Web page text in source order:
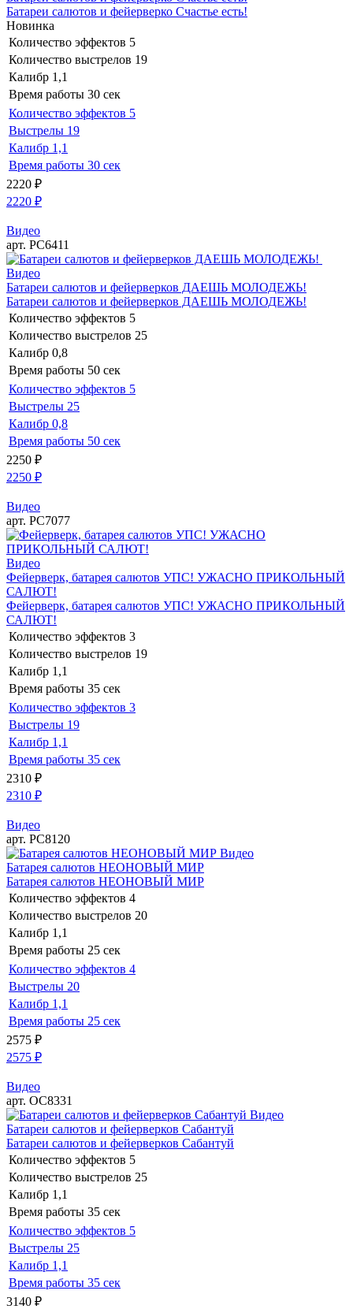
Батареи салютов и фейерверко Счастье есть!
Новинка
Количество эффектов 5
Количество выстрелов 19
Калибр 1,1
Время работы 30 сек
Количество эффектов 5
Выстрелы 19
Калибр 1,1
Время работы 30 сек
2220 ₽
2220 ₽
Видео
арт. РС6411
Видео
Батареи салютов и фейерверков ДАЕШЬ МОЛОДЕЖЬ!
Батареи салютов и фейерверков ДАЕШЬ МОЛОДЕЖЬ!
Количество эффектов 5
Количество выстрелов 25
Калибр 0,8
Время работы 50 сек
Количество эффектов 5
Выстрелы 25
Калибр 0,8
Время работы 50 сек
2250 ₽
2250 ₽
Видео
арт. РС7077
Видео
Фейерверк, батарея салютов УПС! УЖАСНО ПРИКОЛЬНЫЙ
САЛЮТ!
Фейерверк, батарея салютов УПС! УЖАСНО ПРИКОЛЬНЫЙ
САЛЮТ!
Количество эффектов 3
Количество выстрелов 19
Калибр 1,1
Время работы 35 сек
Количество эффектов 3
Выстрелы 19
Калибр 1,1
Время работы 35 сек
2310 ₽
2310 ₽
Видео
арт. РС8120
Видео
Батарея салютов НЕОНОВЫЙ МИР
Батарея салютов НЕОНОВЫЙ МИР
Количество эффектов 4
Количество выстрелов 20
Калибр 1,1
Время работы 25 сек
Количество эффектов 4
Выстрелы 20
Калибр 1,1
Время работы 25 сек
2575 ₽
2575 ₽
Видео
арт. ОС8331
Видео
Батареи салютов и фейерверков Сабантуй
Батареи салютов и фейерверков Сабантуй
Количество эффектов 5
Количество выстрелов 25
Калибр 1,1
Время работы 35 сек
Количество эффектов 5
Выстрелы 25
Калибр 1,1
Время работы 35 сек
3140 ₽